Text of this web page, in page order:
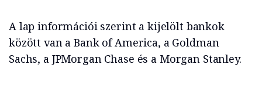
A lap információi szerint a kijelölt bankok
között van a Bank of America, a Goldman
Sachs, a JPMorgan Chase és a Morgan Stanley.